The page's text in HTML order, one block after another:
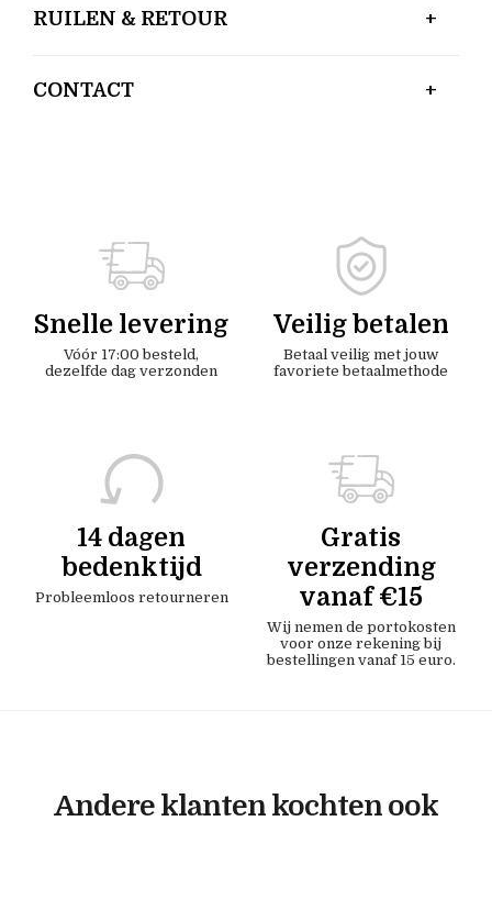
RUILEN & RETOUR
CONTACT
Snelle levering
Vóór 17:00 besteld,
dezelfde dag verzonden
Veilig betalen
Betaal veilig met jouw
favoriete betaalmethode
14 dagen
bedenktijd
Probleemloos retourneren
Gratis
verzending
vanaf €15
Wij nemen de portokosten
voor onze rekening bij
bestellingen vanaf 15 euro.
Andere klanten kochten ook